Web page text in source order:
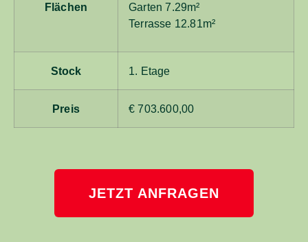
Flächen
Garten 7.29m²
Terrasse 12.81m²
Stock 1. Etage
Preis € 703.600,00
JETZT ANFRAGEN